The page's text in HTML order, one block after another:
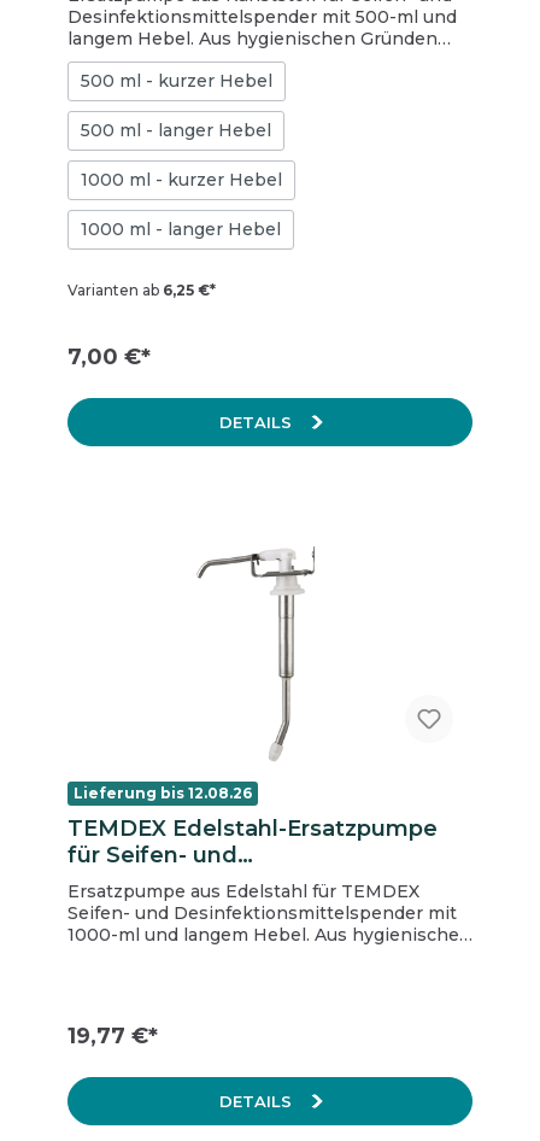
langer Hebel
Desinfektionsmittelspender mit 500-ml und
langem Hebel. Aus hygienischen Gründen
sollten die Pumpen in
Desinfektionsmittelspendern regelmäßig
ausgetauscht werden. Die Spender, die zu
diesen Pumpen passen, finden Sie weiter
unten verlinkt.
500 ml - kurzer Hebel
500 ml - langer Hebel
1000 ml - kurzer Hebel
1000 ml - langer Hebel
Varianten ab 6,25 €*
7,00 €*
DETAILS
Lieferung bis 12.08.26
TEMDEX Edelstahl-Ersatzpumpe
für Seifen- und
Desinfektionspender, 1000-ml,
langer Hebel
Ersatzpumpe aus Edelstahl für TEMDEX
Seifen- und Desinfektionsmittelspender mit
1000-ml und langem Hebel. Aus hygienischen
Temdex Spender 1000 ml für Seifen und
19,77 €*
DETAILS